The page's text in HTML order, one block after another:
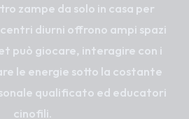
zampe da solo in casa per
diurni offrono ampi spazi
può giocare, interagire con i
le energie sotto la costante
qualificato ed educatori
cinofili.